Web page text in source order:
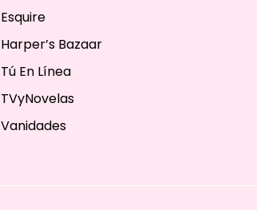
Esquire
Harper’s Bazaar
Tú En Línea
TVyNovelas
Vanidades